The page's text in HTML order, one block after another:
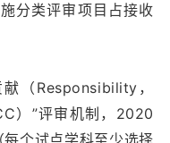
分类评审项目占接收
（Responsibility，
）”评审机制，2020